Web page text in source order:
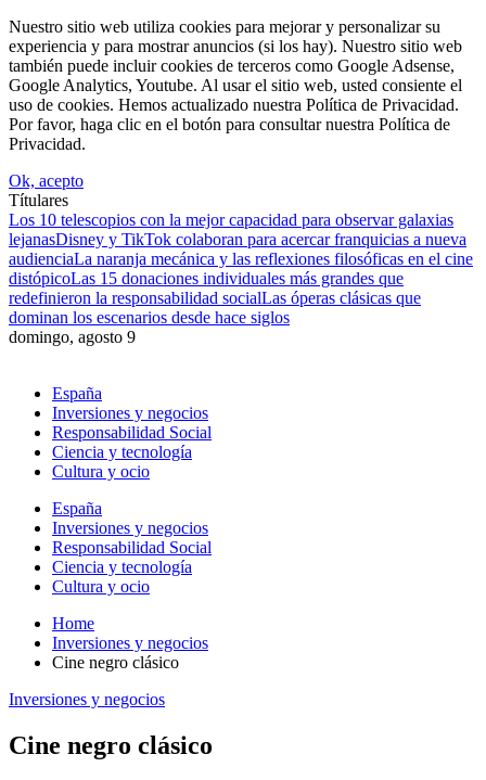
Nuestro sitio web utiliza cookies para mejorar y personalizar su
experiencia y para mostrar anuncios (si los hay). Nuestro sitio web
también puede incluir cookies de terceros como Google Adsense,
Google Analytics, Youtube. Al usar el sitio web, usted consiente el
uso de cookies. Hemos actualizado nuestra Política de Privacidad.
Por favor, haga clic en el botón para consultar nuestra Política de
Privacidad.
Ok, acepto
Títulares
Los 10 telescopios con la mejor capacidad para observar galaxias
lejanasDisney y TikTok colaboran para acercar franquicias a nueva
audienciaLa naranja mecánica y las reflexiones filosóficas en el cine
distópicoLas 15 donaciones individuales más grandes que
redefinieron la responsabilidad socialLas óperas clásicas que
dominan los escenarios desde hace siglos
domingo, agosto 9
España
Inversiones y negocios
Responsabilidad Social
Ciencia y tecnología
Cultura y ocio
España
Inversiones y negocios
Responsabilidad Social
Ciencia y tecnología
Cultura y ocio
Home
Inversiones y negocios
Cine negro clásico
Inversiones y negocios
Cine negro clásico